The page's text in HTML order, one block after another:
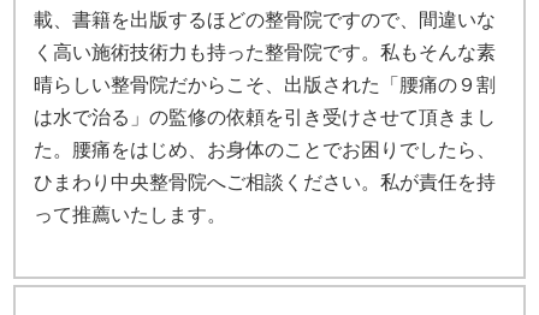
載、書籍を出版するほどの整骨院ですので、間違いな
く高い施術技術力も持った整骨院です。私もそんな素
晴らしい整骨院だからこそ、出版された「腰痛の９割
は水で治る」の監修の依頼を引き受けさせて頂きまし
た。腰痛をはじめ、お身体のことでお困りでしたら、
ひまわり中央整骨院へご相談ください。私が責任を持
って推薦いたします。